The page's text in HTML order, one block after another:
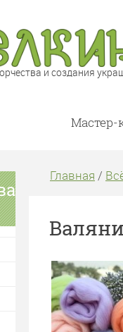
и создания
Мастер-
Главная /